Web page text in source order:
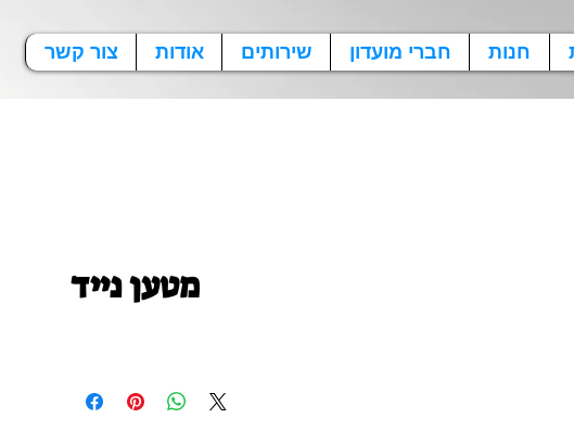
חנות חברי מועדון שירותים אודות צור קשר
מטען נייד